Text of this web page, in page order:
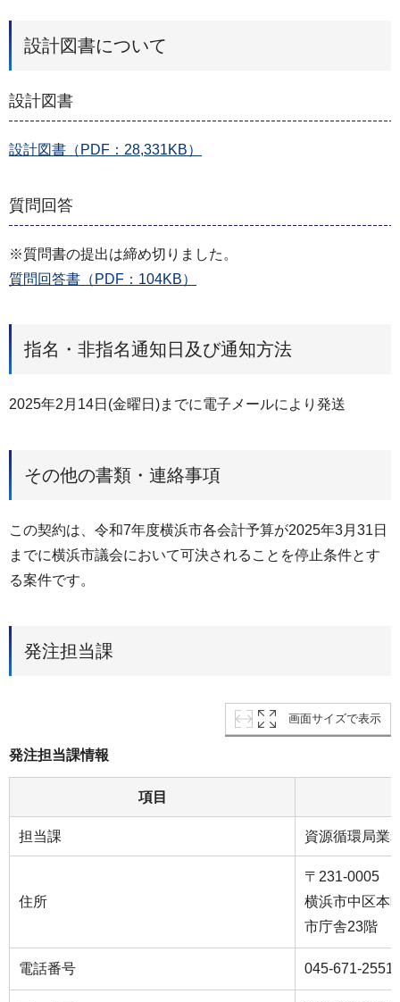
設計図書について
設計図書
設計図書（PDF：28,331KB）
質問回答
※質問書の提出は締め切りました。
質問回答書（PDF：104KB）
指名・非指名通知日及び通知方法
2025年2月14日(金曜日)までに電子メールにより発送
その他の書類・連絡事項
この契約は、令和7年度横浜市各会計予算が2025年3月31日
までに横浜市議会において可決されることを停止条件とす
る案件です。
発注担当課
画面サイズで表示
発注担当課情報
項目
担当課 資源循環局業
住所
〒231-0005
横浜市中区本
市庁舎23階
電話番号 045-671-2551